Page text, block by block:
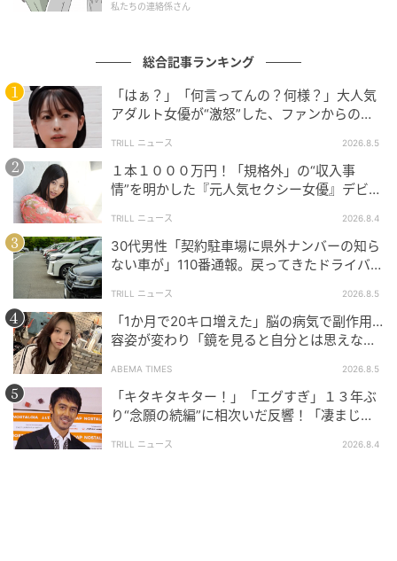
私たちの連絡係さん
総合記事ランキング
「はぁ？」「何言ってんの？何様？」大人気
アダルト女優が“激怒”した、ファンからの
TRILL ニュース 2026.8.5
１本１０００万円！「規格外」の“収入事
情”を明かした『元人気セクシー女優』デビュ
TRILL ニュース 2026.8.4
30代男性「契約駐車場に県外ナンバーの知ら
ない車が」110番通報。戻ってきたドライバー
TRILL ニュース 2026.8.5
「1か月で20キロ増えた」脳の病気で副作用…
容姿が変わり「鏡を見ると自分とは思えなか
ABEMA TIMES 2026.8.5
「キタキタキター！」「エグすぎ」１３年ぶ
り“念願の続編”に相次いだ反響！「凄まじく
TRILL ニュース 2026.8.4